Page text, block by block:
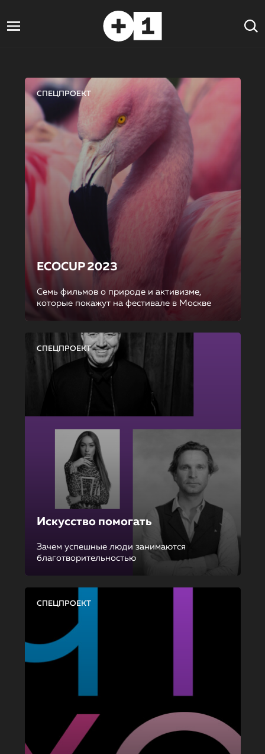
СПЕЦПРОЕКТ
ECOCUP 2023
Семь фильмов о природе и активизме,
которые покажут на фестивале в Москве
СПЕЦПРОЕКТ
Искусство помогать
Зачем успешные люди занимаются
благотворительностью
СПЕЦПРОЕКТ